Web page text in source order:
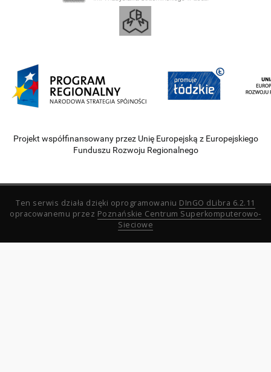
Projekt współfinansowany przez Unię Europejską z Europejskiego
Funduszu Rozwoju Regionalnego
Ten serwis działa dzięki oprogramowaniu DInGO dLibra 6.2.11
opracowanemu przez Poznańskie Centrum Superkomputerowo-
Sieciowe